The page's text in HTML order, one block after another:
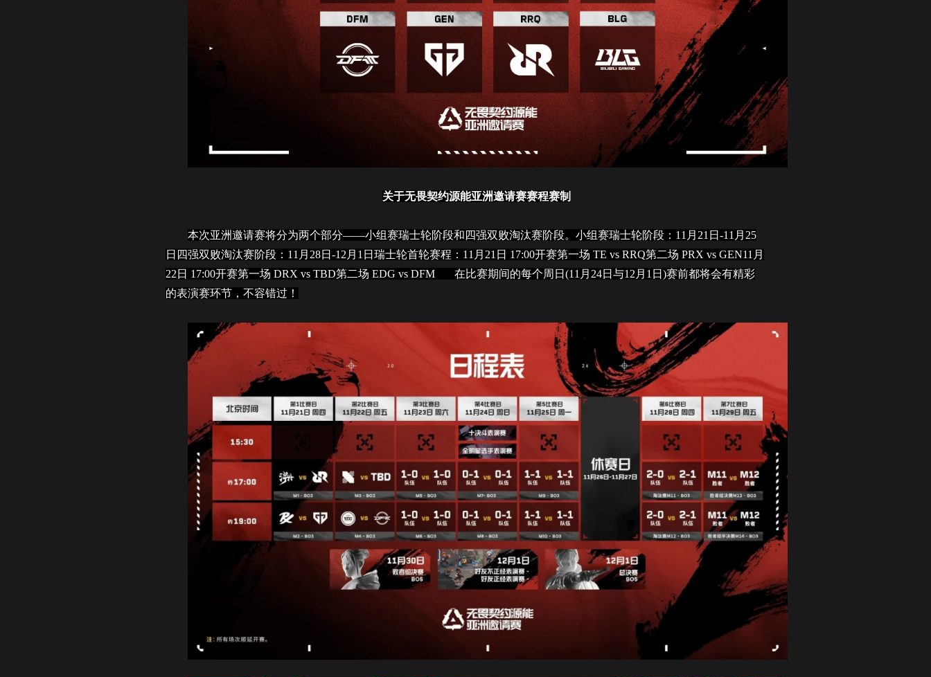
关于无畏契约源能亚洲邀请赛赛程赛制
本次亚洲邀请赛将分为两个部分——小组赛瑞士轮阶段和四强双败淘汰赛阶段。小组赛瑞士轮阶段：11月21日-11月25
日四强双败淘汰赛阶段：11月28日-12月1日瑞士轮首轮赛程：11月21日 17:00开赛第一场 TE vs RRQ第二场 PRX vs GEN11月
22日 17:00开赛第一场 DRX vs TBD第二场 EDG vs DFM 在比赛期间的每个周日(11月24日与12月1日)赛前都将会有精彩
的表演赛环节，不容错过！